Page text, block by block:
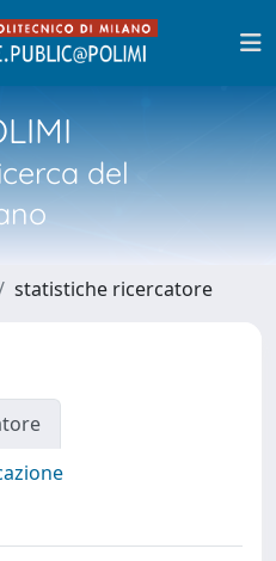
del
statistiche ricercatore